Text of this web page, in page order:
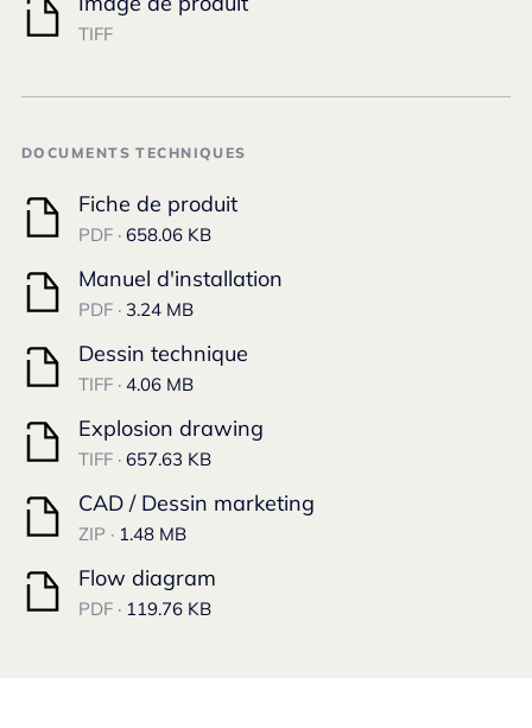
TIFF
DOCUMENTS TECHNIQUES
Fiche de produit
PDF · 658.06 KB
Manuel d'installation
PDF · 3.24 MB
Dessin technique
TIFF · 4.06 MB
Explosion drawing
TIFF · 657.63 KB
CAD / Dessin marketing
ZIP · 1.48 MB
Flow diagram
PDF · 119.76 KB